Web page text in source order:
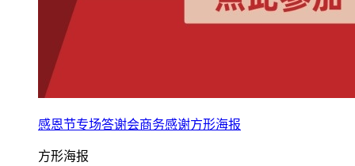
感恩节专场答谢会商务感谢方形海报
方形海报